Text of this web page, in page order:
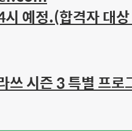
예정.(합격자 대
시즌 3 특별 프로